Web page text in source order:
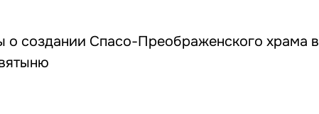
о создании Спасо-Преображенского храма в